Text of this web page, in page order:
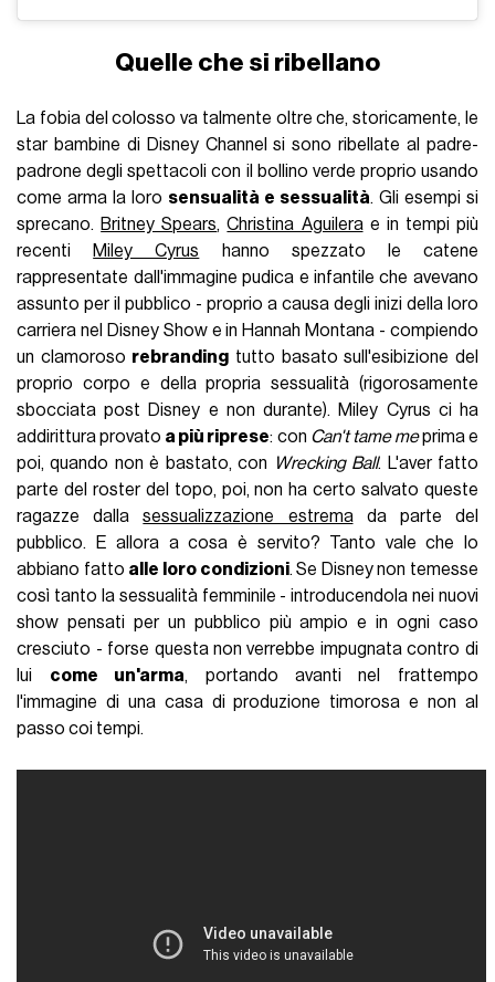
Quelle che si ribellano
La fobia del colosso va talmente oltre che, storicamente, le
star bambine di Disney Channel si sono ribellate al padre-
padrone degli spettacoli con il bollino verde proprio usando
come arma la loro sensualità e sessualità. Gli esempi si
sprecano. Britney Spears,Christina Aguilerae in tempi più
recenti
Miley Cyrus hanno spezzato le catene
rappresentate dall'immagine pudica e infantile che avevano
assunto per il pubblico - proprio a causa degli inizi della loro
carriera nel Disney Show e in Hannah Montana - compiendo
un clamoroso rebranding tutto basato sull'esibizione del
proprio corpo e della propria sessualità (rigorosamente
sbocciata post Disney e non durante). Miley Cyrus ci ha
addirittura provato a più riprese: con Can't tame meprima e
poi, quando non è bastato, con
Wrecking Ball. L'aver fatto
parte del roster del topo, poi, non ha certo salvato queste
ragazze dallasessualizzazione estremada parte del
pubblico. E allora a cosa è servito? Tanto vale che lo
abbiano fatto alle loro condizioni. Se Disney non temesse
così tanto la sessualità femminile - introducendola nei nuovi
show pensati per un pubblico più ampio e in ogni caso
cresciuto - forse questa non verrebbe impugnata contro di
lui come un'arma, portando avanti nel frattempo
l'immagine di una casa di produzione timorosa e non al
passo coi tempi.